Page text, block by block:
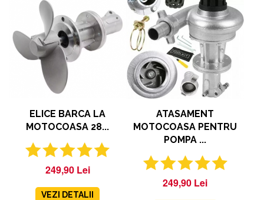
ELICE BARCA LA
MOTOCOASA 28...
249,90 Lei
VEZI DETALII
ATASAMENT
MOTOCOASA PENTRU
POMPA ...
249,90 Lei